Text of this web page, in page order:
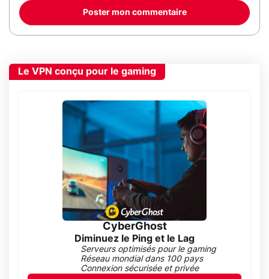
Poster mon commentaire
Le VPN conçu pour le gaming
CyberGhost
Diminuez le Ping et le Lag
Serveurs optimisés pour le gaming
Réseau mondial dans 100 pays
Connexion sécurisée et privée